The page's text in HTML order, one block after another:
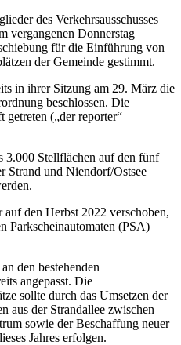
des Verkehrsausschusses
vergangenen Donnerstag
für die Einführung von
der Gemeinde gestimmt.
in ihrer Sitzung am 29. März die
beschlossen. Die
(„der reporter“
3.000 Stellflächen auf den fünf
Strand und Niendorf/Ostsee
den Herbst 2022 verschoben,
Parkscheinautomaten (PSA)
den bestehenden
angepasst. Die
sollte durch das Umsetzen der
aus der Strandallee zwischen
sowie der Beschaffung neuer
Jahres erfolgen.